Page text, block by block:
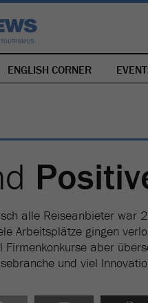
ENGLISH CORNER
alle Reiseanbieter war
Arbeitsplätze gingen
aber
und viel